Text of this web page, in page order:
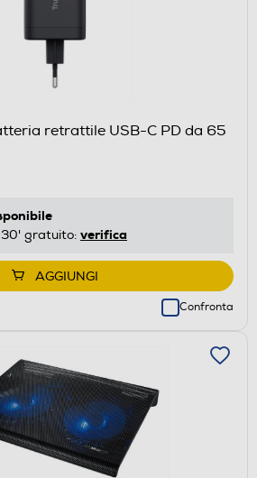
retrattile USB-C PD da 65
30' gratuito: verifica
AGGIUNGI
Confronta